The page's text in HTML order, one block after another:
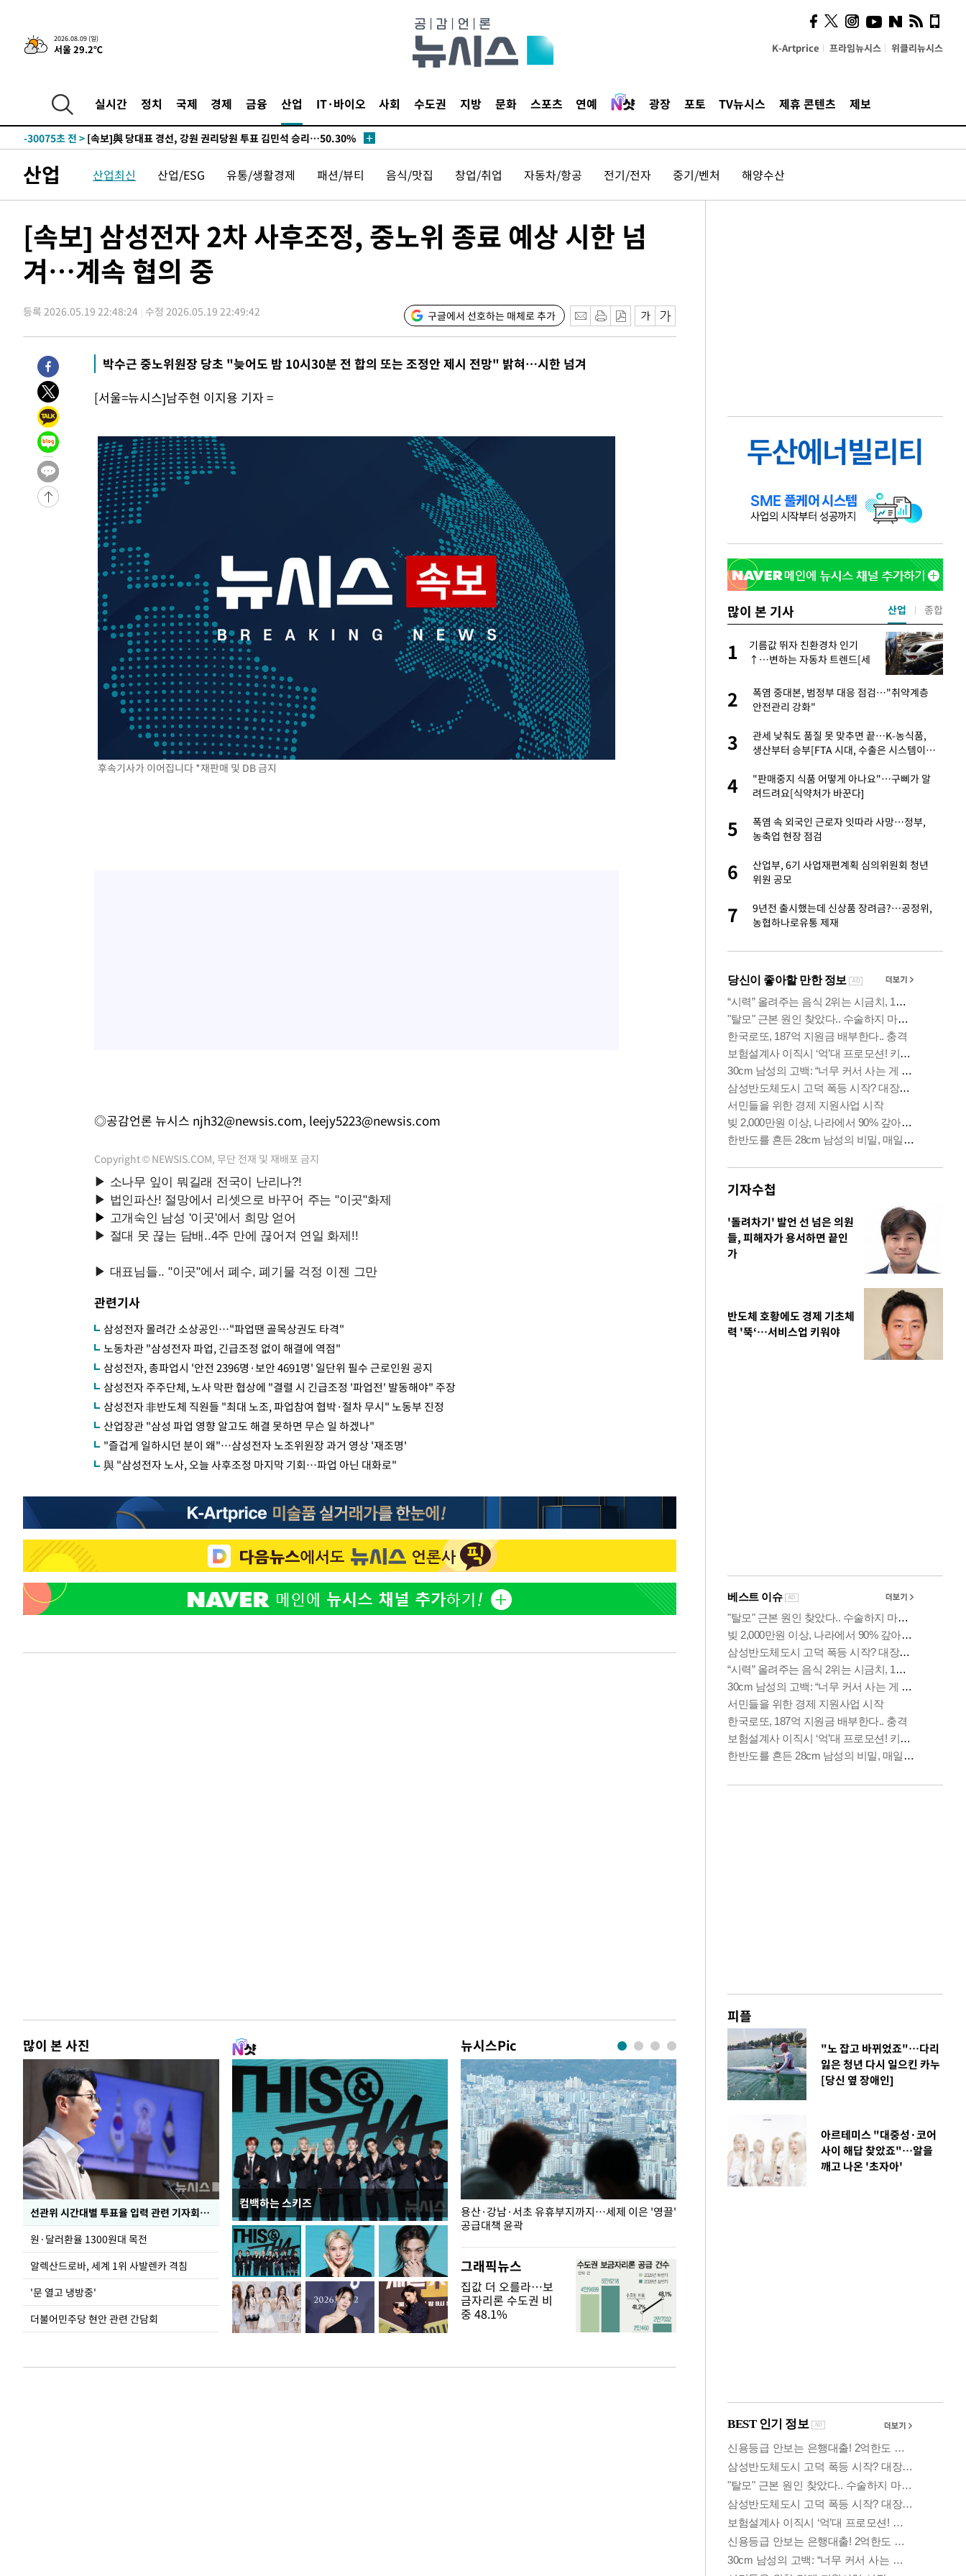
2026.08.09 (일)
서울 29.2℃ K-Artprice 프라임뉴시스 위클리뉴시스
실시간 정치 국제 경제 금융 산업 IT·바이오 사회 수도권 지방 문화 스포츠 연예 광장 포토 TV뉴시스 제휴 콘텐츠 제보
44.40%
-30709초 전 >與 강원·TK 당원투표 합산 김민석 46.01%로 승리…정청래
44.53%
-30549초 전 >[속보]與전대 권리당원투표…강원·경북 김민석, 대구 정청래 승리
45.71%
-30258초 전 >
[속보]與 당대표 경선, 대구 권리당원 투표 정청래 47.82%·김민석
46.35%
-30055초 전 >
득표
-27973초 전 > "일본축구협회, 대한축구협회 성 접대 의혹 심판 조사"
정상
-15980초 전 >
"얼마나 더웠으면"…안동 물길공원서 헤엄친 구렁이 '소동'
-15907초 전 >손흥민, 68분 뛰고 2경기 침묵…LAFC, 톨루카에 1-0 승리(종합)
-13931초 전 >
이강인, 오늘 서울서 AT마드리드 입단식…'전례 없는 특급대우'
-813초 전 >
'여긴 20도, 저긴 50도'…열화상 카메라로 본 폭염 저감시설 '온도차'
-284초 전 >
콜롬비아 신임 우파 대통령 취임 하루만에 차량폭탄 폭발 사건
2시간 전 >이군이 불법 군시설 건설한 레바논 남부에서 레바논군 3명 폭발로 부상
3시간 전 >[속보]美중부 사령관, 이스라엘 긴급방문 다중화된 전선 상황 논의
3시간 전 >
美 국방부, 켄달 전 공군장관 보안허가 취소…“에어포스원 기밀정보, 언
론 누출”
3시간 전 >
3시간 전 >
“美 이란전 무기 소진…북한과 분쟁시 주한 미군 취약해질 수 있어”
-31395초 전 >
44.40%
-30729초 전 >
與 강원·TK 당원투표 합산 김민석 46.01%로 승리…정청래
44.53%
-30569초 전 >
[속보]與전대 권리당원투표…강원·경북 김민석, 대구 정청래 승리
-30376초 전 >
[속보]與 당대표 경선, 경북 권리당원 투표 김민석 47.37%·정청래
45.71%
-30278초 전 >
[속보]與 당대표 경선, 대구 권리당원 투표 정청래 47.82%·김민석
[속보]與 당대표 경선, 강원 권리당원 투표 김민석 승리…50.30%
"일본축구협회, 대한축구협회 성 접대 의혹 심판 조사"
[속보]장은수, KLPGA 제주삼다수 역전 우승…데뷔 10년 차에 첫
"얼마나 더웠으면"…안동 물길공원서 헤엄친 구렁이 '소동'
손흥민, 68분 뛰고 2경기 침묵…LAFC, 톨루카에 1-0 승리(종합)
'2경기 연속 침묵' 손흥민, 톨루카전 68분만 뛰고 슈팅 0개
이강인, 오늘 서울서 AT마드리드 입단식…'전례 없는 특급대우'
'여긴 20도, 저긴 50도'…열화상 카메라로 본 폭염 저감시설 '온도차'
콜롬비아 신임 우파 대통령 취임 하루만에 차량폭탄 폭발 사건
튀르키예 외무장관, "메카 3국 방위협정은 이란이 목표 아냐 " 밝혀
이군이 불법 군시설 건설한 레바논 남부에서 레바논군 3명 폭발로 부상
[속보]美중부 사령관, 이스라엘 긴급방문 다중화된 전선 상황 논의
美 국방부, 켄달 전 공군장관 보안허가 취소…“에어포스원 기밀정보, 언
산업 산업최신 산업/ESG 유통/생활경제 패션/뷰티 음식/맛집 창업/취업 자동차/항공 전기/전자 중기/벤처 해양수산
[속보] 삼성전자 2차 사후조정, 중노위 종료 예상 시한 넘
겨…계속 협의 중
등록 2026.05.19 22:48:24 수정 2026.05.19 22:49:42 구글에서 선호하는 매체로 추가
박수근 중노위원장 당초 "늦어도 밤 10시30분 전 합의 또는 조정안 제시 전망" 밝혀…시한 넘겨
[서울=뉴시스]남주현 이지용 기자 =
후속기사가 이어집니다 *재판매 및 DB 금지
◎공감언론 뉴시스 njh32@newsis.com, leejy5223@newsis.com
Copyright © NEWSIS.COM, 무단 전재 및 재배포 금지
관련기사
삼성전자 몰려간 소상공인…"파업땐 골목상권도 타격"
노동차관 "삼성전자 파업, 긴급조정 없이 해결에 역점"
삼성전자, 총파업시 '안전 2396명·보안 4691명' 일단위 필수 근로인원 공지
삼성전자 주주단체, 노사 막판 협상에 "결렬 시 긴급조정 '파업전' 발동해야" 주장
삼성전자 非반도체 직원들 "최대 노조, 파업참여 협박·절차 무시" 노동부 진정
산업장관 "삼성 파업 영향 알고도 해결 못하면 무슨 일 하겠나"
"즐겁게 일하시던 분이 왜"…삼성전자 노조위원장 과거 영상 '재조명'
與 "삼성전자 노사, 오늘 사후조정 마지막 기회…파업 아닌 대화로"
많이 본 사진
선관위 시간대별 투표율 입력 관련 기자회견하는 주진우 의원
원·달러환율 1300원대 목전
알렉산드로바, 세계 1위 사발렌카 격침
'문 열고 냉방중'
더불어민주당 현안 관련 간담회
컴백하는 스키즈
뉴시스Pic
주유소 기름값 12주째 하락, L당 1천800원대
용산·강남·서초 유휴부지까지…세제 이은 '영끌'
공급대책 윤곽
그래픽뉴스
집값 더 오를라…보
금자리론 수도권 비
중 48.1%
많이 본 기사
1
'마약 자숙' 유아인, 남사친과
볼뽀뽀 근황
2
한정수 "황정민 선배만 피해…떳떳하면 신분
공개하라"
3
손떨림 건강이상설 한승연…"목디스크 심해
치료 중"
1
기름값 뛰자 친환경차 인기
↑…변하는 자동차 트렌드[세
2
폭염 중대본, 범정부 대응 점검…"취약계층
안전관리 강화"
3
관세 낮춰도 품질 못 맞추면 끝…K-농식품,
생산부터 승부[FTA 시대, 수출은 시스템이다
4
"판매중지 식품 어떻게 아나요"…구삐가 알
려드려요[식약처가 바꾼다]
5
폭염 속 외국인 근로자 잇따라 사망…정부,
농축업 현장 점검
6
산업부, 6기 사업재편계획 심의위원회 청년
위원 공모
7
9년전 출시했는데 신상품 장려금?…공정위,
농협하나로유통 제재
산업 종합
기자수첩
'돌려차기' 발언 선 넘은 의원
들, 피해자가 용서하면 끝인
가
반도체 호황에도 경제 기초체
력 '뚝‘…서비스업 키워야
피플
"노 잡고 바뀌었죠"…다리
잃은 청년 다시 일으킨 카누
[당신 옆 장애인]
아르테미스 "대중성·코어
사이 해답 찾았죠"…알을
깨고 나온 '초자아'